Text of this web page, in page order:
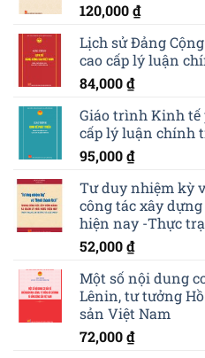
120,000₫
Lịch sử Đảng
cao cấp lý luận
84,000₫
Giáo trình Kinh tế
cấp lý luận chính
95,000₫
Tư duy nhiệm kỳ
công tác xây
hiện nay -Thực
52,000₫
Một số nội dung
Lênin, tư tưởng
sản Việt Nam
72,000₫